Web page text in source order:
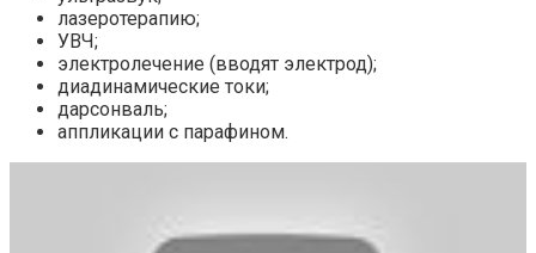
лазеротерапию;
УВЧ;
электролечение (вводят электрод);
диадинамические токи;
дарсонваль;
аппликации с парафином.